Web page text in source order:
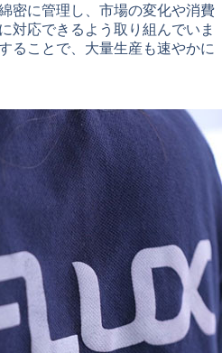
密に管理し、市場の変化や消費
対応できるよう取り組んでいま
ることで、大量生産も速やかに